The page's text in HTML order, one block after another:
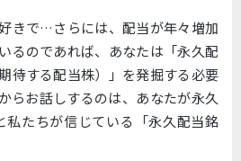
きで…さらには、配当が年々増加
るのであれば、あなたは「永久配
待する配当株）」を発掘する必要
らお話しするのは、あなたが永久
私たちが信じている「永久配当銘